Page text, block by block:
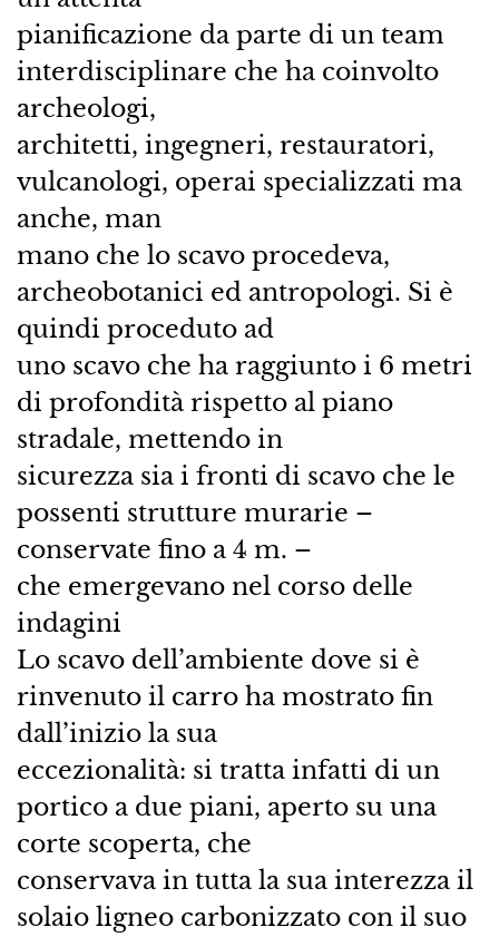
pianificazione da parte di un team
interdisciplinare che ha coinvolto
archeologi,
architetti, ingegneri, restauratori,
vulcanologi, operai specializzati ma
anche, man
mano che lo scavo procedeva,
archeobotanici ed antropologi. Si è
quindi proceduto ad
uno scavo che ha raggiunto i 6 metri
di profondità rispetto al piano
stradale, mettendo in
sicurezza sia i fronti di scavo che le
possenti strutture murarie –
conservate fino a 4 m. –
che emergevano nel corso delle
indagini
Lo scavo dell’ambiente dove si è
rinvenuto il carro ha mostrato fin
dall’inizio la sua
eccezionalità: si tratta infatti di un
portico a due piani, aperto su una
corte scoperta, che
conservava in tutta la sua interezza il
solaio ligneo carbonizzato con il suo